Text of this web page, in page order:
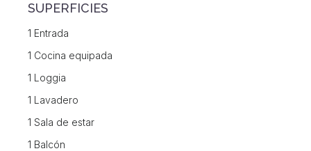
SUPERFICIES
1 Entrada
1 Cocina equipada
1 Loggia
1 Lavadero
1 Sala de estar
1 Balcón